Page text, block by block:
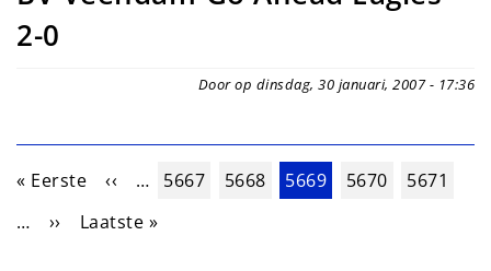
2-0
Door op dinsdag, 30 januari, 2007 - 17:36
Paginering
Eerste pagina
« Eerste Vorige pagina
‹‹ … Pagina
5667 Pagina
5668 Huidige pagina
5669 Pagina
5670 Pagina
5671
…
Volgende pagina
›› Laatste pagina
Laatste »